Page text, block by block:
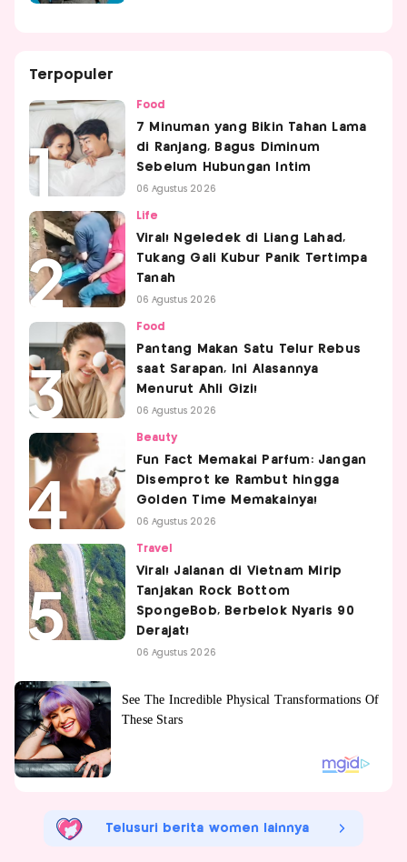
Terpopuler
Food
7 Minuman yang Bikin Tahan Lama
di Ranjang, Bagus Diminum
Sebelum Hubungan Intim
06 Agustus 2026
Life
Viral! Ngeledek di Liang Lahad,
Tukang Gali Kubur Panik Tertimpa
Tanah
06 Agustus 2026
Food
Pantang Makan Satu Telur Rebus
saat Sarapan, Ini Alasannya
Menurut Ahli Gizi!
06 Agustus 2026
Beauty
Fun Fact Memakai Parfum: Jangan
Disemprot ke Rambut hingga
Golden Time Memakainya!
06 Agustus 2026
Travel
Viral! Jalanan di Vietnam Mirip
Tanjakan Rock Bottom
SpongeBob, Berbelok Nyaris 90
Derajat!
06 Agustus 2026
Telusuri berita women lainnya